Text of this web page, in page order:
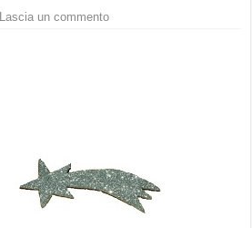
Lascia un commento